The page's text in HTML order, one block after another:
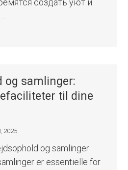
создать уют и
og samlinger:
til dine
2025
og samlinger
er essentielle for